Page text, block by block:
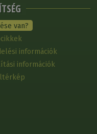
van?
információk
információk